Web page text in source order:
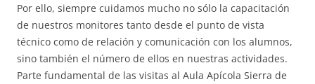
Por ello, siempre cuidamos mucho no sólo la capacitación
de nuestros monitores tanto desde el punto de vista
técnico como de relación y comunicación con los alumnos,
sino también el número de ellos en nuestras actividades.
Parte fundamental de las visitas al Aula Apícola Sierra de